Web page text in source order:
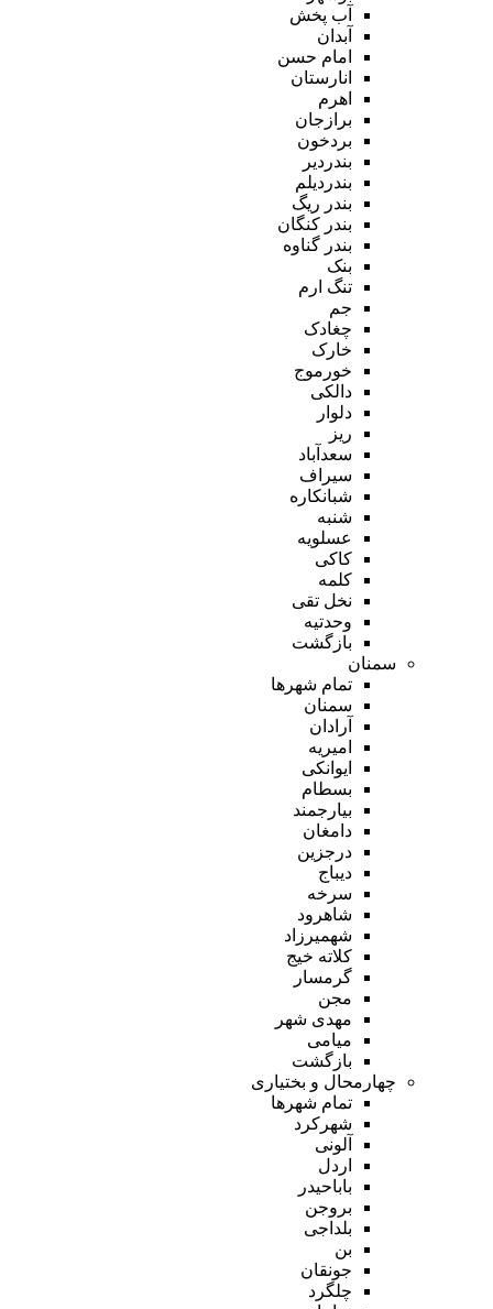
آب پخش
آبدان
امام حسن
انارستان
اهرم
برازجان
بردخون
بندردیر
بندردیلم
بندر ریگ
بندر کنگان
بندر گناوه
بنک
تنگ ارم
جم
چغادک
خارک
خورموج
دالکی
دلوار
ریز
سعدآباد
سیراف
شبانکاره
شنبه
عسلویه
کاکی
کلمه
نخل تقی
وحدتیه
بازگشت
سمنان
تمام شهر‌ها
سمنان
آرادان
امیریه
ایوانکی
بسطام
بیارجمند
دامغان
درجزین
دیباج
سرخه
شاهرود
شهمیرزاد
کلاته خیج
گرمسار
مجن
مهدی شهر
میامی
بازگشت
چهارمحال و بختیاری
تمام شهر‌ها
شهرکرد
آلونی
اردل
باباحیدر
بروجن
بلداجی
بن
جونقان
چلگرد